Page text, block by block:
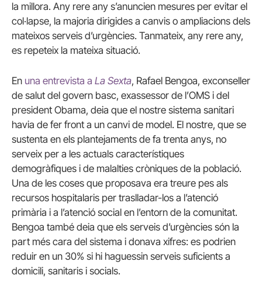
la millora. Any rere any s’anuncien mesures per evitar el
col·lapse, la majoria dirigides a canvis o ampliacions dels
mateixos serveis d’urgències. Tanmateix, any rere any,
es repeteix la mateixa situació.
En una entrevista a La Sexta, Rafael Bengoa, exconseller
de salut del govern basc, exassessor de l’OMS i del
president Obama, deia que el nostre sistema sanitari
havia de fer front a un canvi de model. El nostre, que se
sustenta en els plantejaments de fa trenta anys, no
serveix per a les actuals característiques
demogràfiques i de malalties cròniques de la població.
Una de les coses que proposava era treure pes als
recursos hospitalaris per traslladar-los a l’atenció
primària i a l’atenció social en l’entorn de la comunitat.
Bengoa també deia que els serveis d’urgències són la
part més cara del sistema i donava xifres: es podrien
reduir en un 30% si hi haguessin serveis suficients a
domicili, sanitaris i socials.